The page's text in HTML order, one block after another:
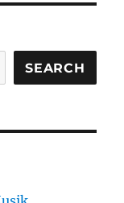
SEARCH